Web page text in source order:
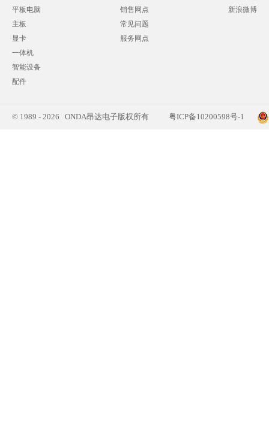
平板电脑
主板
显卡
一体机
智能设备
配件
销售网点
常见问题
服务网点
新浪微博
© 1989 - 2026 ONDA昂达电子版权所有 粤ICP备10200598号-1